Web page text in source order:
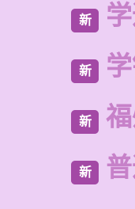
新
新
新
新